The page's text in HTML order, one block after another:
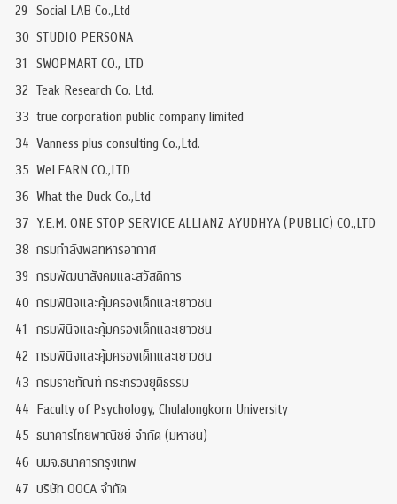
29 Social LAB Co.,Ltd
30 STUDIO PERSONA
31 SWOPMART CO., LTD
32 Teak Research Co. Ltd.
33 true corporation public company limited
34 Vanness plus consulting Co.,Ltd.
35 WeLEARN CO.,LTD
36 What the Duck Co.,Ltd
37 Y.E.M. ONE STOP SERVICE ALLIANZ AYUDHYA (PUBLIC) CO.,LTD
38 กรมกำลังพลทหารอากาศ
39 กรมพัฒนาสังคมและสวัสดิการ
40 กรมพินิจและคุ้มครองเด็กและเยาวชน
41 กรมพินิจและคุ้มครองเด็กและเยาวชน
42 กรมพินิจและคุ้มครองเด็กและเยาวชน
43 กรมราชทัณฑ์ กระทรวงยุติธรรม
44 Faculty of Psychology, Chulalongkorn University
45 ธนาคารไทยพาณิชย์ จำกัด (มหาชน)
46 บมจ.ธนาคารกรุงเทพ
47 บริษัท OOCA จำกัด